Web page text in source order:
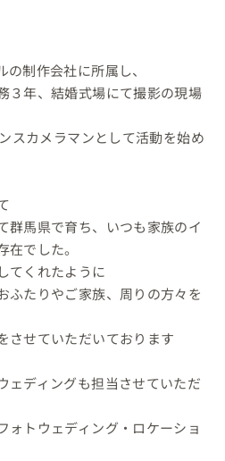
制作会社に所属し、
３年、結婚式場にて撮影の現場
スカメラマンとして活動を始め
群馬県で育ち、いつも家族のイ
でした。
てくれたように
ふたりやご家族、周りの方々を
させていただいております
ェディングも担当させていただ
ォトウェディング・ロケーショ